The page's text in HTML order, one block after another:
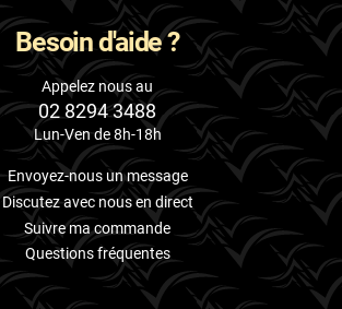
Besoin d'aide ?
Appelez nous au
02 8294 3488
Lun-Ven de 8h-18h
Envoyez-nous un message
Discutez avec nous en direct
Suivre ma commande
Questions fréquentes